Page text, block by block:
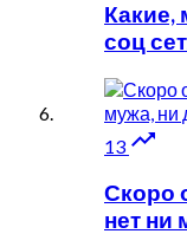
Какие,
соц
13 
Скоро
нет ни